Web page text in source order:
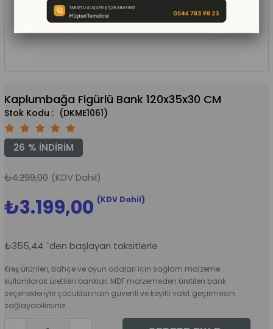
Kaplumbağa Figürlü Bank 120x35x30 CM
(DKME1061)
%
26 İNDIRIM
₺4.299,00 (KDV Dahil)
₺3.199,00 (KDV Dahil)
₺355,44 `den başlayan taksitlerle
Kreş ürünleri, bahçe ve oyun odaları için sağlam malzeme
kullanılarak üretilen banklar. MDF malzemeden üretilen bank
seçenekleriyle çocuklarınızın güvenli ve keyifli vakit geçirmesini
sağlayabilirsiniz.